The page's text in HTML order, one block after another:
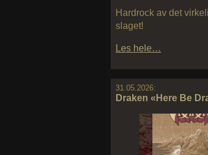
Hardrock av det
slaget!
Les hele…
31.05.2026:
Draken «Here Be